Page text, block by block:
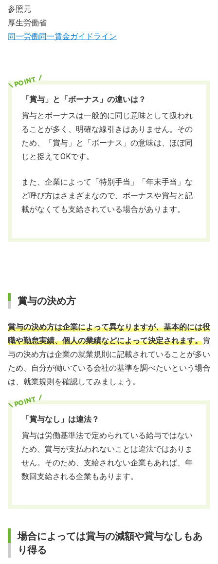
参照元
厚生労働省
同一労働同一賃金ガイドライン
「賞与」と「ボーナス」の違いは？
賞与とボーナスは一般的に同じ意味として扱われ
ることが多く、明確な線引きはありません。その
ため、「賞与」と「ボーナス」の意味は、ほぼ同
じと捉えてOKです。
また、企業によって「特別手当」「年末手当」な
ど呼び方はさまざまなので、ボーナスや賞与と記
載がなくても支給されている場合があります。
賞与の決め方
賞与の決め方は企業によって異なりますが、基本的には役
職や勤怠実績、個人の業績などによって決定されます。賞
与の決め方は企業の就業規則に記載されていることが多い
ため、自分が働いている会社の基準を調べたいという場合
は、就業規則を確認してみましょう。
「賞与なし」は違法？
賞与は労働基準法で定められている給与ではない
ため、賞与が支払われないことは違法ではありま
せん。そのため、支給されない企業もあれば、年
数回支給される企業もあります。
場合によっては賞与の減額や賞与なしもあ
り得る